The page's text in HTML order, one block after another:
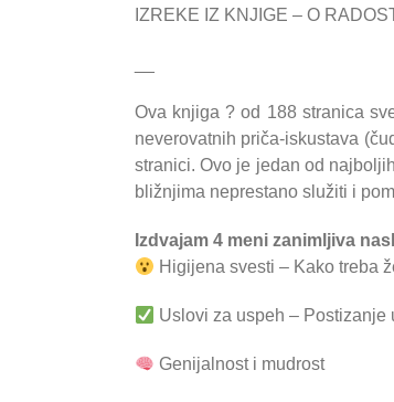
IZREKE IZ KNJIGE – O
Ova knjiga ? od 188 stranica
neverovatnih priča-iskustava
stranici. Ovo je jedan od
bližnjima neprestano služiti i
Izdvajam 4 meni zanimljiva
Higijena svesti – Kako treba
Uslovi za uspeh – Postizanje
Genijalnost i mudrost